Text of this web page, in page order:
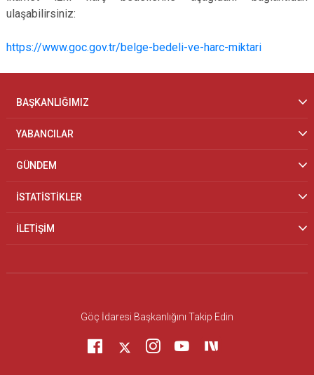
ulaşabilirsiniz:
https://www.goc.gov.tr/belge-bedeli-ve-harc-miktari
BAŞKANLIĞIMIZ
YABANCILAR
GÜNDEM
İSTATİSTİKLER
İLETİŞİM
Göç İdaresi Başkanlığını Takip Edin